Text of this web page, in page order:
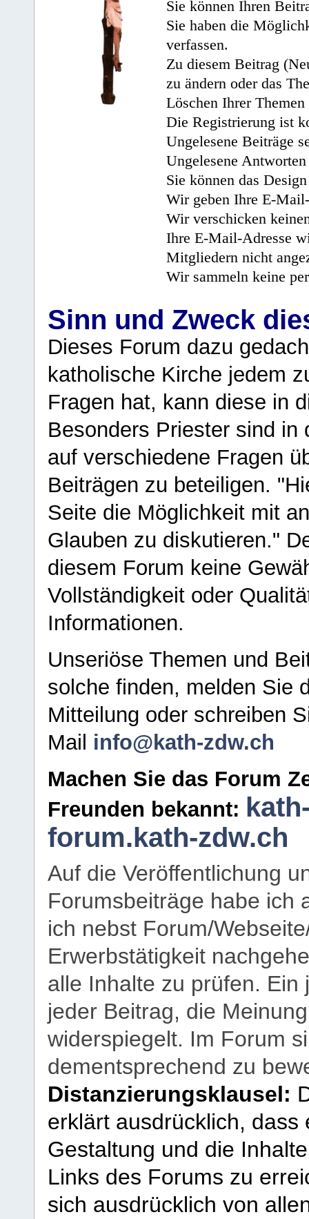
Sie können Ihren
Sie haben die
verfassen.
Zu diesem Beitrag
zu ändern oder das
Löschen Ihrer
Die Registrierung ist
Ungelesene Beiträge
Ungelesene
Sie können das
Wir geben Ihre E-
Wir verschicken
Ihre E-Mail-Adresse
Mitgliedern nicht
Wir sammeln keine
Sinn und Zweck
Dieses Forum dazu
katholische Kirche jedem
Fragen hat, kann diese in
Besonders Priester sind in
auf verschiedene Fragen
Beiträgen zu beteiligen.
Seite die Möglichkeit mit
Glauben zu diskutieren."
diesem Forum keine
Vollständigkeit oder
Informationen.
Unseriöse Themen und
solche finden, melden Sie
Mitteilung oder schreiben
Mail info@kath-zdw.ch
Machen Sie das Forum
Freunden bekannt:
forum.kath-zdw.ch
Auf die Veröffentlichung
Forumsbeiträge habe ich
ich nebst Forum/
Erwerbstätigkeit
alle Inhalte zu prüfen.
jeder Beitrag, die
widerspiegelt. Im Forum
dementsprechend zu
Distanzierungsklausel:
erklärt ausdrücklich,
Gestaltung und die
Links des Forums zu
sich ausdrücklich von